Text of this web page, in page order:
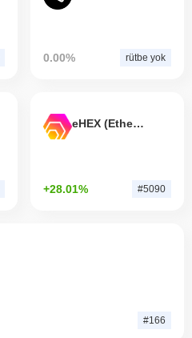
0.00% rütbe yok
eHEX (Ethereum)
+28.01% #5090
#166